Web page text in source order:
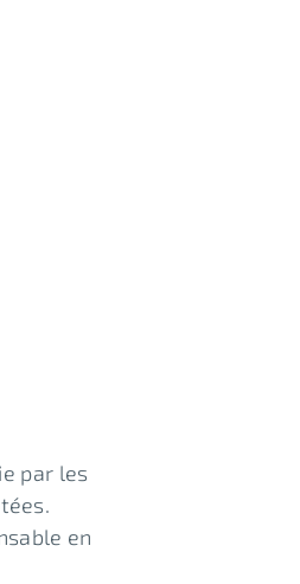
par les
en